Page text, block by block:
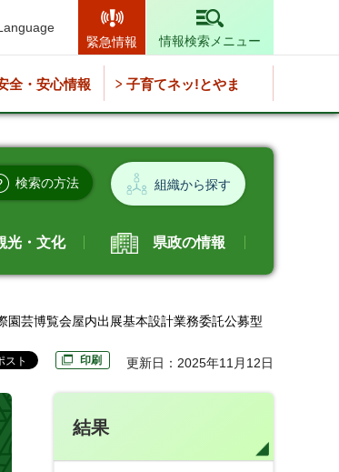
緊急情報
情報検索メニュー
全・安心情報 子育てネッ!とやま
検索の方法 組織から探す
光・文化 県政の情報
芸博覧会屋内出展基本設計業務委託公募型
印刷 更新日：2025年11月12日
結果